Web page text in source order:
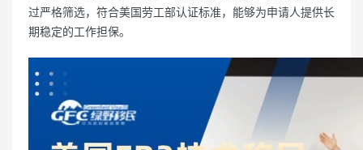
过严格筛选，符合美国劳工部认证标准，能够为申请人提供长
期稳定的工作担保。